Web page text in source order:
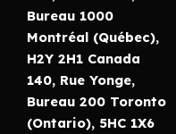
Bureau 1000
Montréal (Québec),
H2Y 2H1 Canada
140, Rue Yonge,
Bureau 200 Toronto
(Ontario), 5HC 1X6